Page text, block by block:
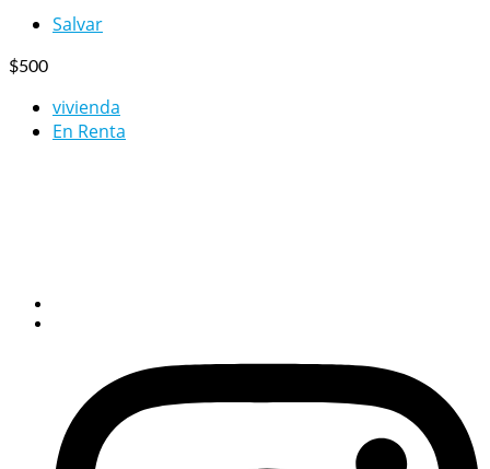
Salvar
$500
vivienda
En Renta